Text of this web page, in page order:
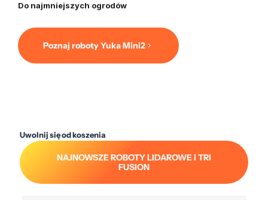
Do najmniejszych ogrodów
Poznaj roboty Yuka Mini2
Uwolnij się od koszenia
NAJNOWSZE ROBOTY LIDAROWE i TRI
FUSION